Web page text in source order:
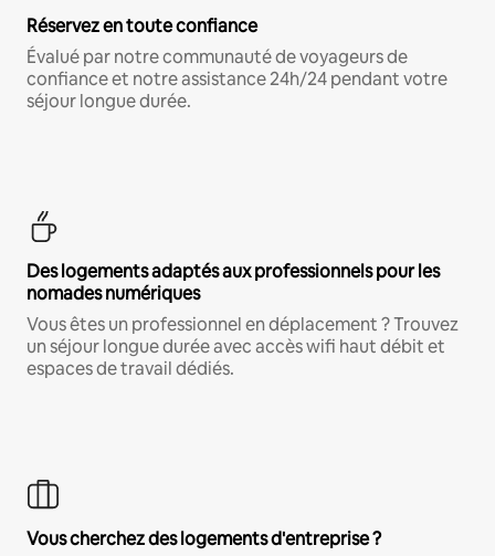
Réservez en toute confiance
Évalué par notre communauté de voyageurs de
confiance et notre assistance 24h/24 pendant votre
séjour longue durée.
Des logements adaptés aux professionnels pour les
nomades numériques
Vous êtes un professionnel en déplacement ? Trouvez
un séjour longue durée avec accès wifi haut débit et
espaces de travail dédiés.
Vous cherchez des logements d'entreprise ?